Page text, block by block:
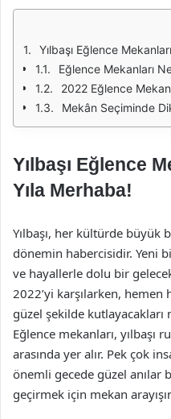
Yılbaşı Eğlence
Eğlence Mekanları
2022 Eğlence
Mekân Seçiminde
Yılbaşı Eğlence
Yıla Merhaba!
Yılbaşı, her kültürde
dönemin habercisidir. Yeni
ve hayallerle dolu bir gelecek
2022’yi karşılarken, hemen
güzel şekilde kutlayacakları
Eğlence mekanları, yılbaşı
arasında yer alır. Pek çok
önemli gecede güzel
geçirmek için mekan